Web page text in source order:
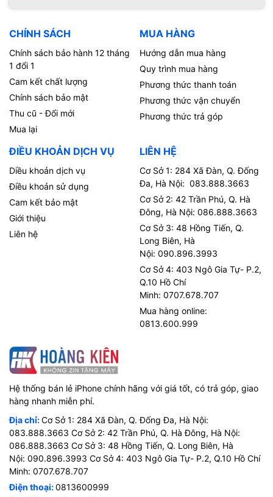
CHÍNH SÁCH
Chính sách bảo hành 12 tháng
1 đổi 1
Cam kết chất lượng
Chính sách bảo mật
Thu cũ - Đổi mới
Mua lại
MUA HÀNG
Hướng dẫn mua hàng
Quy trình mua hàng
Phương thức thanh toán
Phương thức vận chuyển
Phương thức trả góp
ĐIỀU KHOẢN DỊCH VỤ
Diều khoản dịch vụ
Điều khoản sử dụng
Cam kết bảo mật
Giới thiệu
Liên hệ
LIÊN HỆ
Cơ Sở 1: 284 Xã Đàn, Q. Đống
Đa, Hà Nội: 083.888.3663
Cơ Sở 2: 42 Trần Phú, Q. Hà
Đông, Hà Nội: 086.888.3663
Cơ Sở 3: 48 Hồng Tiến, Q.
Long Biên, Hà
Nội: 090.896.3993
Cơ Sở 4: 403 Ngô Gia Tự- P.2,
Q.10 Hồ Chí
Minh: 0707.678.707
Mua hàng online:
0813.600.999
Hệ thống bán lẻ iPhone chính hãng với giá tốt, có trả góp, giao
hàng nhanh miễn phí.
Địa chỉ:Cơ Sở 1: 284 Xã Đàn, Q. Đống Đa, Hà Nội:
083.888.3663 Cơ Sở 2: 42 Trần Phú, Q. Hà Đông, Hà Nội:
086.888.3663 Cơ Sở 3: 48 Hồng Tiến, Q. Long Biên, Hà
Nội: 090.896.3993 Cơ Sở 4: 403 Ngô Gia Tự- P.2, Q.10 Hồ Chí
Minh: 0707.678.707
Điện thoại:0813600999